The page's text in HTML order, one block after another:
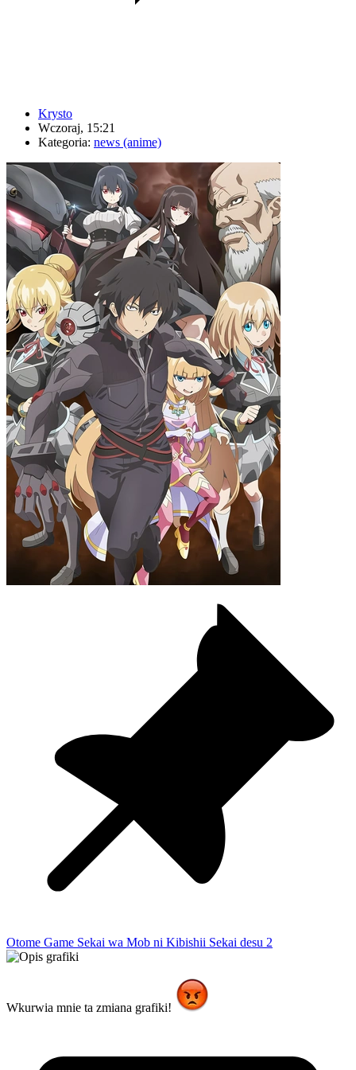
Krysto
Wczoraj, 15:21
Kategoria: news (anime)
Otome Game Sekai wa Mob ni Kibishii Sekai desu 2
Wkurwia mnie ta zmiana grafiki!